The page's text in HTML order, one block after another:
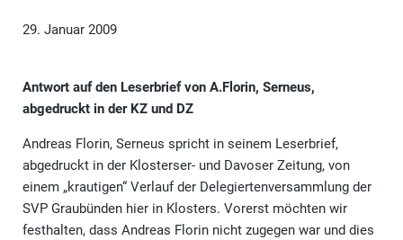
29. Januar 2009
Antwort auf den Leserbrief von A.Florin, Serneus,
abgedruckt in der KZ und DZ
Andreas Florin, Serneus spricht in seinem Leserbrief,
abgedruckt in der Klosterser- und Davoser Zeitung, von
einem „krautigen“ Verlauf der Delegiertenversammlung der
SVP Graubünden hier in Klosters. Vorerst möchten wir
festhalten, dass Andreas Florin nicht zugegen war und dies